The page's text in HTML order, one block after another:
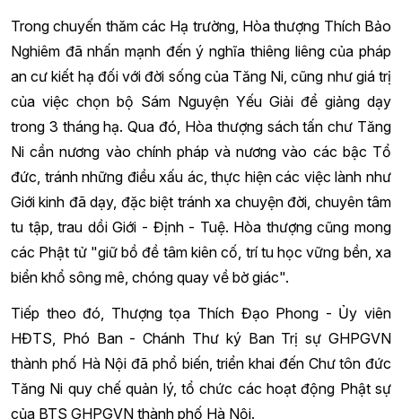
Trong chuyến thăm các Hạ trường, Hòa thượng Thích Bảo
Nghiêm đã nhấn mạnh đến ý nghĩa thiêng liêng của pháp
an cư kiết hạ đối với đời sống của Tăng Ni, cũng như giá trị
của việc chọn bộ Sám Nguyện Yếu Giải để giảng dạy
trong 3 tháng hạ. Qua đó, Hòa thượng sách tấn chư Tăng
Ni cần nương vào chính pháp và nương vào các bậc Tổ
đức, tránh những điều xấu ác, thực hiện các việc lành như
Giới kinh đã dạy, đặc biệt tránh xa chuyện đời, chuyên tâm
tu tập, trau dồi Giới - Định - Tuệ. Hòa thượng cũng mong
các Phật tử "giữ bồ đề tâm kiên cố, trí tu học vững bền, xa
biển khổ sông mê, chóng quay về bờ giác".
Tiếp theo đó, Thượng tọa Thích Đạo Phong - Ủy viên
HĐTS, Phó Ban - Chánh Thư ký Ban Trị sự GHPGVN
thành phố Hà Nội đã phổ biến, triển khai đến Chư tôn đức
Tăng Ni quy chế quản lý, tổ chức các hoạt động Phật sự
của BTS GHPGVN thành phố Hà Nội.